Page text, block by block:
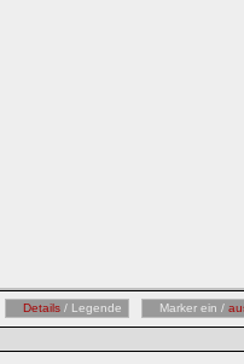
Details / Legende Marker ein /